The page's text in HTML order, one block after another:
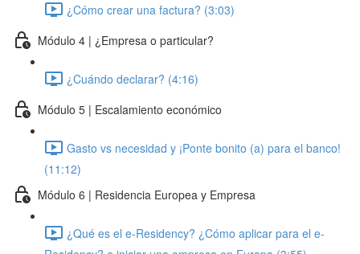
¿Cómo crear una factura? (3:03)
Módulo 4 | ¿Empresa o particular?
¿Cuándo declarar? (4:16)
Módulo 5 | Escalamiento económico
Gasto vs necesidad y ¡Ponte bonito (a) para el banco!
(11:12)
Módulo 6 | Residencia Europea y Empresa
¿Qué es el e-Residency? ¿Cómo aplicar para el e-